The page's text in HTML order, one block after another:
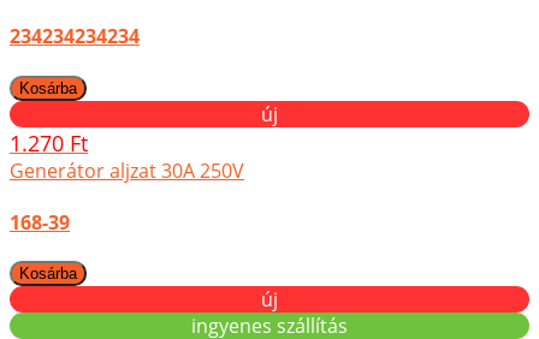
234234234234
új
1.270 Ft
Generátor aljzat 30A 250V
168-39
új
ingyenes szállítás